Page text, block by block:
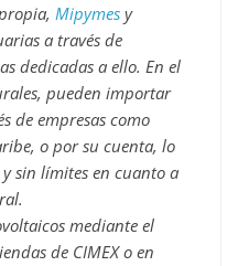
Mipymes y
a través de
dedicadas a ello. En el
pueden importar
de empresas como
o por su cuenta, lo
sin límites en cuanto a
mediante el
de CIMEX o en